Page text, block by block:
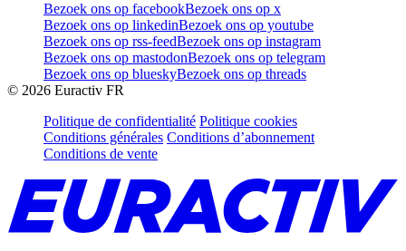
Bezoek ons op facebookBezoek ons op x
Bezoek ons op linkedinBezoek ons op youtube
Bezoek ons op rss-feedBezoek ons op instagram
Bezoek ons op mastodonBezoek ons op telegram
Bezoek ons op blueskyBezoek ons op threads
© 2026 Euractiv FR
Politique de confidentialité Politique cookies
Conditions générales Conditions d’abonnement
Conditions de vente